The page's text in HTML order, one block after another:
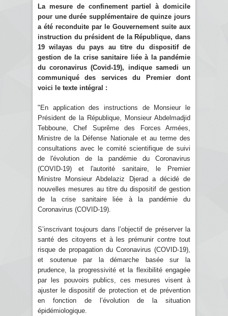
La mesure de confinement partiel à domicile
pour une durée supplémentaire de quinze jours
a été reconduite par le Gouvernement suite aux
instruction du président de la République, dans
19 wilayas du pays au titre du dispositif de
gestion de la crise sanitaire liée à la pandémie
du coronavirus (Covid-19), indique samedi un
communiqué des services du Premier dont
voici le texte intégral :
"En application des instructions de Monsieur le
Président de la République, Monsieur Abdelmadjid
Tebboune, Chef Suprême des Forces Armées,
Ministre de la Défense Nationale et au terme des
consultations avec le comité scientifique de suivi
de l'évolution de la pandémie du Coronavirus
(COVID-19) et l'autorité sanitaire, le Premier
Ministre Monsieur Abdelaziz Djerad a décidé de
nouvelles mesures au titre du dispositif de gestion
de la crise sanitaire liée à la pandémie du
Coronavirus (COVID-19).
S’inscrivant toujours dans l’objectif de préserver la
santé des citoyens et à les prémunir contre tout
risque de propagation du Coronavirus (COVID-19),
et soutenue par la démarche basée sur la
prudence, la progressivité et la flexibilité engagée
par les pouvoirs publics, ces mesures visent à
ajuster le dispositif de protection et de prévention
en fonction de l’évolution de la situation
épidémiologique.